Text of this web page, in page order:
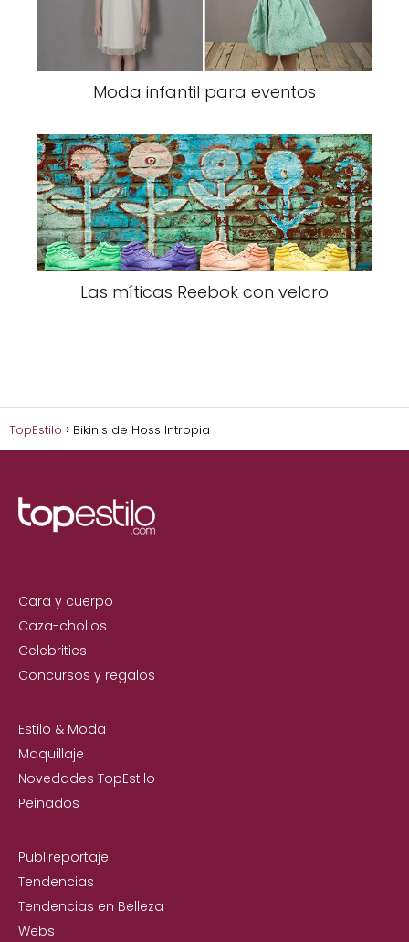
Moda infantil para eventos
Las míticas Reebok con velcro
TopEstilo Bikinis de Hoss Intropia
Cara y cuerpo
Caza-chollos
Celebrities
Concursos y regalos
Estilo & Moda
Maquillaje
Novedades TopEstilo
Peinados
Publireportaje
Tendencias
Tendencias en Belleza
Webs